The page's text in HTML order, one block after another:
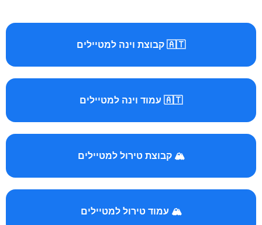
🇦🇹 קבוצת וינה למטיילים
🇦🇹 עמוד וינה למטיילים
🏔️ קבוצת טירול למטיילים
🏔️ עמוד טירול למטיילים